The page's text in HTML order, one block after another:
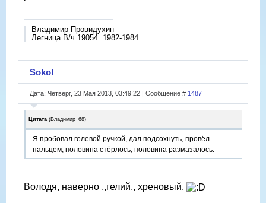
Владимир Провидухин
Легница.В/ч 19054. 1982-1984
Sokol
Дата: Четверг, 23 Мая 2013, 03:49:22 | Сообщение # 1487
Цитата (Владимир_68)
Я пробовал гелевой ручкой, дал подсохнуть, провёл
пальцем, половина стёрлось, половина размазалось.
Володя, наверно ,,гелий,, хреновый.